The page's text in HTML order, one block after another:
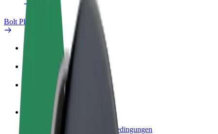
Bolt Plus
Vorteile
So machst du mit
Werde Fahrer:in
Erziele Umsatz nach deinen Bedingungen